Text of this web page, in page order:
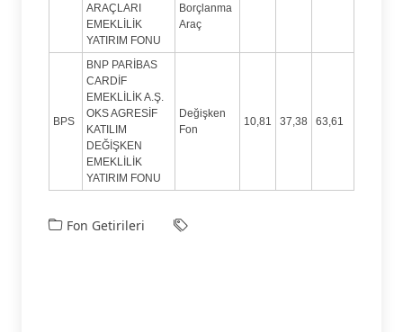
ARAÇLARI
EMEKLİLİK
YATIRIM FONU
Borçlanma
Araç
BPS
BNP PARİBAS
CARDİF
EMEKLİLİK A.Ş.
OKS AGRESİF
KATILIM
DEĞİŞKEN
EMEKLİLİK
YATIRIM FONU
Değişken
Fon
10,81 37,38 63,61
Fon Getirileri